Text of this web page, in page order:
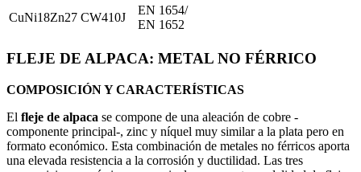
CuNi18Zn27 CW410J
EN 1654/
EN 1652
FLEJE DE ALPACA: METAL NO FÉRRICO
COMPOSICIÓN Y CARACTERÍSTICAS
El fleje de alpaca se compone de una aleación de cobre -
componente principal-, zinc y níquel muy similar a la plata pero en
formato económico. Esta combinación de metales no férricos aporta
una elevada resistencia a la corrosión y ductilidad. Las tres